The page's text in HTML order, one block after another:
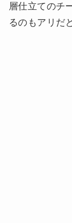
層仕立てのチ
るのもアリだ